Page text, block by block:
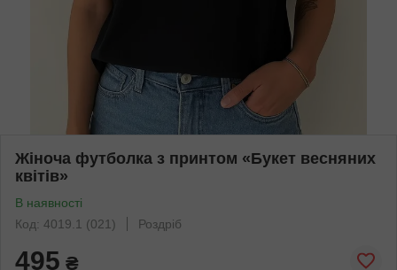
Жіноча футболка з принтом «Букет весняних
квітів»
В наявності
Код: 4019.1 (021)
Роздріб
495 ₴